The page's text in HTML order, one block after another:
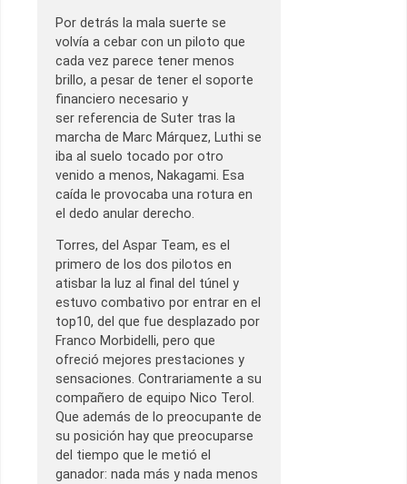
Por detrás la mala suerte se
volvía a cebar con un piloto que
cada vez parece tener menos
brillo, a pesar de tener el soporte
financiero necesario y
ser referencia de Suter tras la
marcha de Marc Márquez, Luthi se
iba al suelo tocado por otro
venido a menos, Nakagami. Esa
caída le provocaba una rotura en
el dedo anular derecho.
Torres, del Aspar Team, es el
primero de los dos pilotos en
atisbar la luz al final del túnel y
estuvo combativo por entrar en el
top10, del que fue desplazado por
Franco Morbidelli, pero que
ofreció mejores prestaciones y
sensaciones. Contrariamente a su
compañero de equipo Nico Terol.
Que además de lo preocupante de
su posición hay que preocuparse
del tiempo que le metió el
ganador: nada más y nada menos